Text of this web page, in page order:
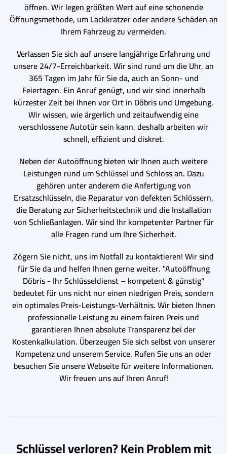
öffnen. Wir legen größten Wert auf eine schonende
Öffnungsmethode, um Lackkratzer oder andere Schäden an
Ihrem Fahrzeug zu vermeiden.
Verlassen Sie sich auf unsere langjährige Erfahrung und
unsere 24/7-Erreichbarkeit. Wir sind rund um die Uhr, an
365 Tagen im Jahr für Sie da, auch an Sonn- und
Feiertagen. Ein Anruf genügt, und wir sind innerhalb
kürzester Zeit bei Ihnen vor Ort in Döbris und Umgebung.
Wir wissen, wie ärgerlich und zeitaufwendig eine
verschlossene Autotür sein kann, deshalb arbeiten wir
schnell, effizient und diskret.
Neben der Autoöffnung bieten wir Ihnen auch weitere
Leistungen rund um Schlüssel und Schloss an. Dazu
gehören unter anderem die Anfertigung von
Ersatzschlüsseln, die Reparatur von defekten Schlössern,
die Beratung zur Sicherheitstechnik und die Installation
von Schließanlagen. Wir sind Ihr kompetenter Partner für
alle Fragen rund um Ihre Sicherheit.
Zögern Sie nicht, uns im Notfall zu kontaktieren! Wir sind
für Sie da und helfen Ihnen gerne weiter. "Autoöffnung
Döbris - Ihr Schlüsseldienst – kompetent & günstig"
bedeutet für uns nicht nur einen niedrigen Preis, sondern
ein optimales Preis-Leistungs-Verhältnis. Wir bieten Ihnen
professionelle Leistung zu einem fairen Preis und
garantieren Ihnen absolute Transparenz bei der
Kostenkalkulation. Überzeugen Sie sich selbst von unserer
Kompetenz und unserem Service. Rufen Sie uns an oder
besuchen Sie unsere Webseite für weitere Informationen.
Wir freuen uns auf Ihren Anruf!
Schlüssel verloren? Kein Problem mit